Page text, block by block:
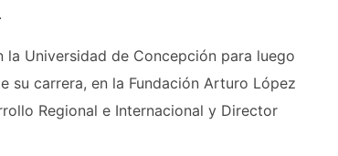
Universidad de Concepción para luego
su carrera, en la Fundación Arturo López
Regional e Internacional y Director